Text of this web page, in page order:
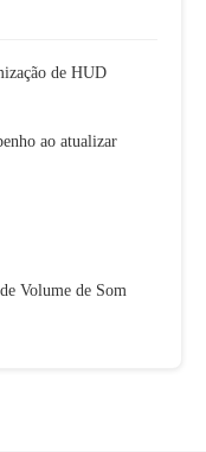
de HUD
ao atualizar
Volume de Som